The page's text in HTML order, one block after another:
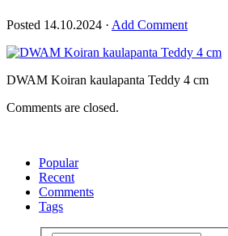
Posted 14.10.2024 · Add Comment
DWAM Koiran kaulapanta Teddy 4 cm
Comments are closed.
Popular
Recent
Comments
Tags